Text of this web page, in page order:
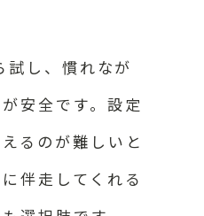
し、慣れなが
安全です。設定
るのが難しいと
伴走してくれる